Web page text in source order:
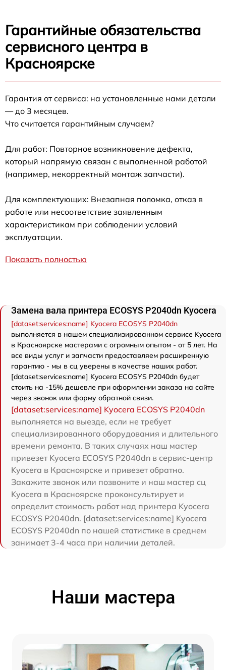
Гарантийные обязательства
сервисного центра в
Красноярске
Гарантия от сервиса: на установленные нами детали
— до 3 месяцев.
Что считается гарантийным случаем?
Для работ: Повторное возникновение дефекта,
который напрямую связан с выполненной работой
(например, некорректный монтаж запчасти).
Для комплектующих: Внезапная поломка, отказ в
работе или несоответствие заявленным
характеристикам при соблюдении условий
эксплуатации.
Показать полностью
Замена вала принтера ECOSYS P2040dn Kyocera
[dataset:services:name] Kyocera ECOSYS P2040dn
выполняется в нашем специализированном сервисе Kyocera
в Красноярске мастерами с огромным опытом - от 5 лет. На
все виды услуг и запчасти предоставляем расширенную
гарантию - мы в сц уверены в качестве наших работ.
[dataset:services:name] Kyocera ECOSYS P2040dn будет
стоить на -15% дешевле при оформлении заказа на сайте
через звонок или форму обратной связи.
[dataset:services:name] Kyocera ECOSYS P2040dn
выполняется на выезде, если не требует
специализированного оборудования и длительного
времени ремонта. В таких случаях наш мастер
привезет Kyocera ECOSYS P2040dn в сервис-центр
Kyocera в Красноярске и привезет обратно.
Закажите звонок или позвоните и наш мастер сц
Kyocera в Красноярске проконсультирует и
определит стоимость работ над принтера Kyocera
ECOSYS P2040dn. [dataset:services:name] Kyocera
ECOSYS P2040dn по нашей статистике в среднем
занимает 3-4 часа при наличии деталей.
Наши мастера